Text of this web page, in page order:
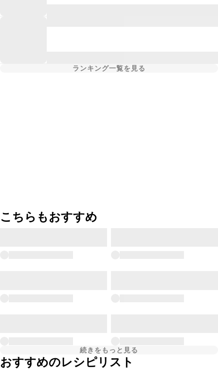
ランキング一覧を見る
こちらもおすすめ
続きをもっと見る
おすすめのレシピリスト